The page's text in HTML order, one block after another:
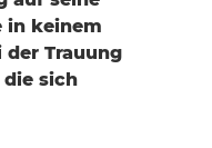
in keinem
Trauung
die sich